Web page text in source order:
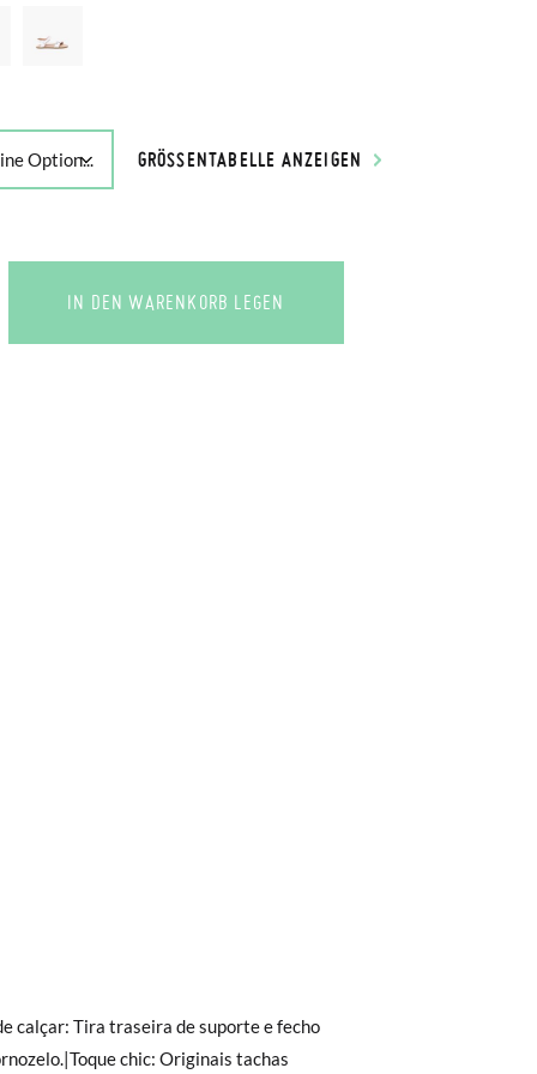
GRÖSSENTABELLE ANZEIGEN
IN DEN WARENKORB LEGEN
vor 15:00 Uhr aufgegeben